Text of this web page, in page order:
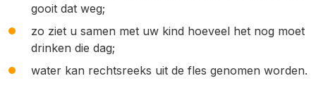
gooit dat weg;
zo ziet u samen met uw kind hoeveel het nog moet
drinken die dag;
water kan rechtsreeks uit de fles genomen worden.